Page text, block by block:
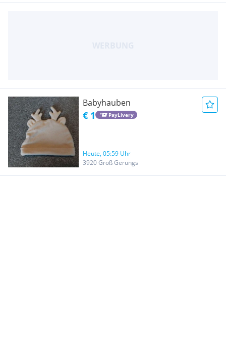
Babyhauben
€ 1 PayLivery
Heute, 05:59 Uhr
3920 Groß Gerungs